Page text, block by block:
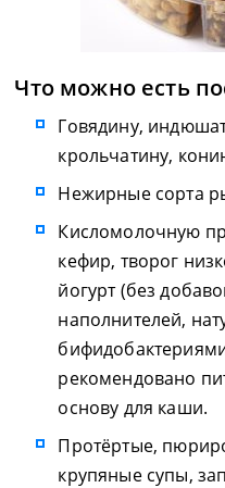
Что можно есть
Говядину,
крольчатину,
Нежирные сорта
Кисломолочную
кефир, творог
йогурт (без
наполнителей,
рекомендовано
основу для каши.
Протёртые,
крупяные супы,